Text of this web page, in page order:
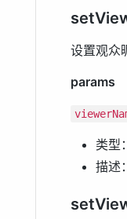
设置观众
params
类型
描述